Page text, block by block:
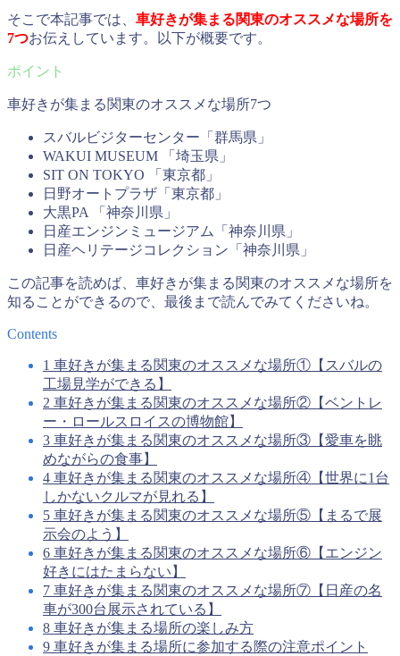
そこで本記事では、 車好きが集まる関東のオススメな場所を
7つお伝えしています。以下が概要です。
車好きが集まる関東のオススメな場所7つ
スバルビジターセンター「群馬県」
WAKUI MUSEUM 「埼玉県」
SIT ON TOKYO 「東京都」
日野オートプラザ「東京都」
大黒PA 「神奈川県」
日産エンジンミュージアム「神奈川県」
日産ヘリテージコレクション「神奈川県」
この記事を読めば、車好きが集まる関東のオススメな場所を
知ることができるので、最後まで読んでみてくださいね。
Contents
1 車好きが集まる関東のオススメな場所①【スバルの
工場見学ができる】
2 車好きが集まる関東のオススメな場所②【ベントレ
ー・ロールスロイスの博物館】
3 車好きが集まる関東のオススメな場所③【愛車を眺
めながらの食事】
4 車好きが集まる関東のオススメな場所④【世界に1台
しかないクルマが見れる】
5 車好きが集まる関東のオススメな場所⑤【まるで展
示会のよう】
6 車好きが集まる関東のオススメな場所⑥【エンジン
好きにはたまらない】
7 車好きが集まる関東のオススメな場所⑦【日産の名
車が300台展示されている】
8 車好きが集まる場所の楽しみ方
9 車好きが集まる場所に参加する際の注意ポイント